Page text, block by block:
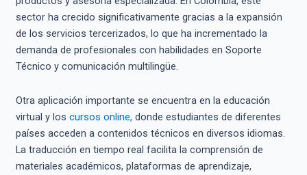
sector ha crecido significativamente gracias a la expansión
de los servicios tercerizados, lo que ha incrementado la
demanda de profesionales con habilidades en Soporte
Técnico y comunicación multilingüe.
Otra aplicación importante se encuentra en la educación
virtual y los cursos online, donde estudiantes de diferentes
países acceden a contenidos técnicos en diversos idiomas.
La traducción en tiempo real facilita la comprensión de
materiales académicos, plataformas de aprendizaje,